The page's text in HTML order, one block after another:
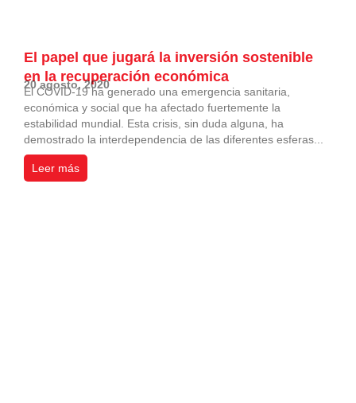
El papel que jugará la inversión sostenible
en la recuperación económica
20 agosto, 2020
El COVID-19 ha generado una emergencia sanitaria,
económica y social que ha afectado fuertemente la
estabilidad mundial. Esta crisis, sin duda alguna, ha
demostrado la interdependencia de las diferentes esferas...
Leer más